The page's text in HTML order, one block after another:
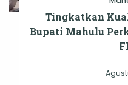
Tingkatkan
Bupati Mahulu